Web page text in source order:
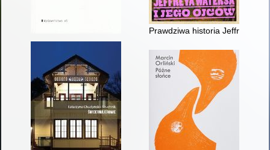
Prawdziwa historia Jeffreya